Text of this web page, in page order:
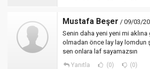
Mustafa Beşer / 09/03/
Senin daha yeni yeni mi
olmadan önce lay lay lomdun
sen onlara laf sayamazsın
Yanıtla (0) (0)